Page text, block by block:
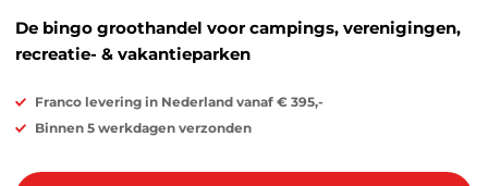
De bingo groothandel voor campings, verenigingen,
recreatie- & vakantieparken
Franco levering in Nederland vanaf € 395,-
Binnen 5 werkdagen verzonden